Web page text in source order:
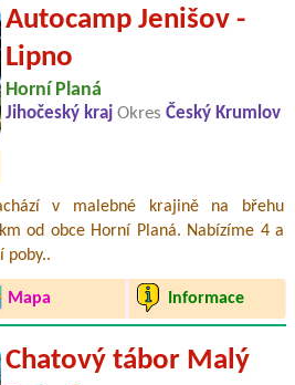
Autocamp Jenišov -
Lipno
Horní Planá
Jihočeský kraj Okres Český Krumlov
v malebné krajině na břehu
od obce Horní Planá. Nabízíme 4 a
poby..
Mapa Informace
Chatový tábor Malý